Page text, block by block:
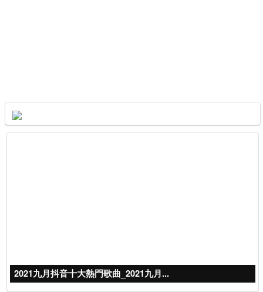
2021九月抖音十大熱門歌曲_2021九月...